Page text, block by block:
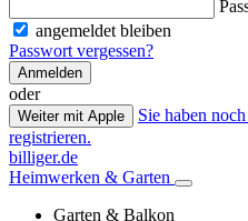
angemeldet bleiben
Passwort vergessen?
Anmelden
oder
Weiter mit Apple
Sie haben
registrieren.
billiger.de
Heimwerken & Garten
Garten & Balkon